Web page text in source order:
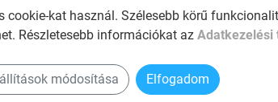
szőlőcukorral eper
normál működéséhez.
17 db
cookie-kat használ. Szélesebb körű
Részletesebb információkat az Adatkezelési
módosítása Elfogadom